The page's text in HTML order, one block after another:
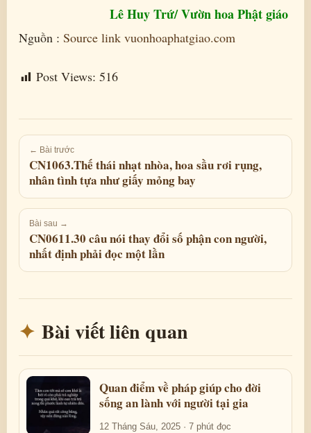
Lê Huy Trứ/ Vườn hoa Phật giáo
Nguồn : Source link vuonhoaphatgiao.com
Post Views: 516
← Bài trước
CN1063.Thế thái nhạt nhòa, hoa sầu rơi rụng,
nhân tình tựa như giấy mỏng bay
Bài sau →
CN0611.30 câu nói thay đổi số phận con người,
nhất định phải đọc một lần
Bài viết liên quan
Quan điểm về pháp giúp cho đời
sống an lành với người tại gia
12 Tháng Sáu, 2025 · 7 phút đọc